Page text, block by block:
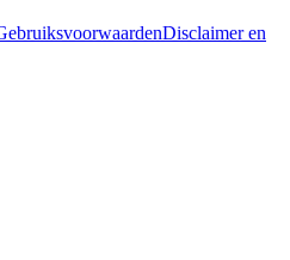
Disclaimer en